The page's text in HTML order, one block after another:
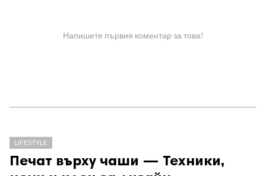
Напишете първия коментар за това!
LIFESTYLE
Печат върху чаши — Техники,